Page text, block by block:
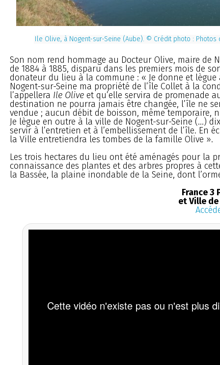
Ile Olive, à Nogent-sur-Seine (Aube). © Crédit photo : Photos
Son nom rend hommage au Docteur Olive, maire de
de 1884 à 1885, disparu dans les premiers mois de
donateur du lieu à la commune : « Je donne et lègue
Nogent-sur-Seine ma propriété de l’île Collet à la
l’appellera Ile Olive et qu’elle servira de promenade
destination ne pourra jamais être changée, l’île ne
vendue ; aucun débit de boisson, même temporaire,
Je lègue en outre à la ville de Nogent-sur-Seine (...)
servir à l’entretien et à l’embellissement de l’île. En
la Ville entretiendra les tombes de la famille Olive ».
Les trois hectares du lieu ont été aménagés pour la
connaissance des plantes et des arbres propres à
la Bassée, la plaine inondable de la Seine, dont
France 3
et Ville